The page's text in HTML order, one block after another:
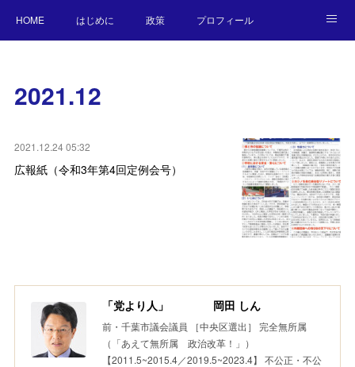
HOME はじめに 政策 プロフィール
2021.12
2021.12.24 05:32
広報紙（令和3年第4回定例会号）
「党より人」 岡田 しん
前・千葉市議会議員 ［中央区選出］ 完全無所属
（「あえて無所属 政治改革！」）
【2011.5~2015.4／2019.5~2023.4】 不公正・不公